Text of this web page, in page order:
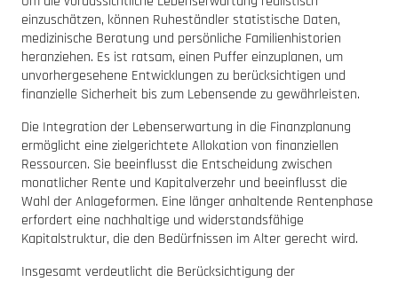
einzuschätzen, können Ruheständler statistische Daten,
medizinische Beratung und persönliche Familienhistorien
heranziehen. Es ist ratsam, einen Puffer einzuplanen, um
unvorhergesehene Entwicklungen zu berücksichtigen und
finanzielle Sicherheit bis zum Lebensende zu gewährleisten.
Die Integration der Lebenserwartung in die Finanzplanung
ermöglicht eine zielgerichtete Allokation von finanziellen
Ressourcen. Sie beeinflusst die Entscheidung zwischen
monatlicher Rente und Kapitalverzehr und beeinflusst die
Wahl der Anlageformen. Eine länger anhaltende Rentenphase
erfordert eine nachhaltige und widerstandsfähige
Kapitalstruktur, die den Bedürfnissen im Alter gerecht wird.
Insgesamt verdeutlicht die Berücksichtigung der